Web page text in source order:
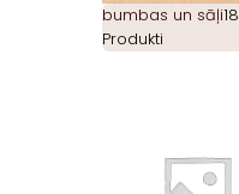
bumbas un sāļi18
Produkti